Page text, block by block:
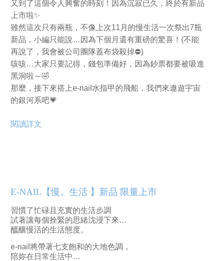
又到了這個令人興奮的時刻！因為沉寂已久，終於有新品
上市啦✨
雖然這次只有兩瓶，不像上次11月的慢生活一次祭出7瓶
新品，小編只能說…因為下個月還有重磅的驚喜！(不能
再說了，我會被公司團隊蓋布袋殺掉⛔)
咳咳…大家只要記得，錢包準備好，因為鈔票都要被吸進
黑洞啦～🤣
那麼，接下來搭上e-nail水指甲的飛船，我們來遨遊宇宙
的銀河系吧💗
閱讀詳文
E-NAIL【慢。生活 】新品 限量上市
習慣了忙碌且充實的生活步調
試著讓每個拴緊的思緒沈浸下來…
醞釀慢活的生活態度。
e-nail將帶著七支飽和的大地色調，
陪妳在日常生活中…